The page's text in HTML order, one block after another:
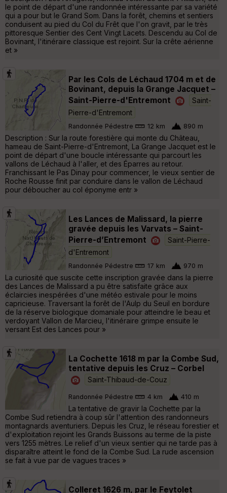
le point de départ d'une randonnée intéressante par sa variété
qui a pour but le Grand Som. Dans la forêt, chemins et sentiers
conduisent au pied du Col du Frêt que l'on gravit, par le très
pittoresque Sentier des Cent Vingt Lacets. Descendu au Col de
Bovinant, l'itinéraire classique est rejoint. Sur la crête aérienne
et »
Par les Cols de Léchaud 1704 m et de
Bovinant, depuis la Grange Jacquet –
Saint-Pierre-d'Entremont
Saint-
Pierre-d'Entremont
Randonnée Pédestre 12 km 890 m
Description : Sur la route forestière qui monte du Château,
hameau de Saint-Pierre-d'Entremont, La Grange Jacquet est le
point de départ d'une boucle intéressante qui parcourt les
vallons de Léchaud à l'aller, et des Éparres au retour.
Franchissant le Pas Dinay pour commencer, le vieux sentier de
Roche Rousse finit par conduire dans le vallon de Léchaud
pour déboucher au col éponyme entr »
Les Lances de Malissard, la pierre
gravée depuis les Varvats – Saint-
Pierre-d’Entremont
Saint-Pierre-
d'Entremont
Randonnée Pédestre 17 km 970 m
La curiosité que suscite cette inscription gravée dans la pierre
des Lances de Malissard a pu être satisfaite grâce aux
éclaircies inespérées d'une météo estivale pour le moins
capricieuse. Traversant la forêt de l'Aulp du Seuil en bordure
de la réserve biologique domaniale pour atteindre le beau et
verdoyant Vallon de Marcieu, l'itinéraire grimpe ensuite le
versant Est des Lances pour »
La Cochette 1618 m par la Combe Sud,
tentative depuis les Cruz – Corbel
Saint-Thibaud-de-Couz
Randonnée Pédestre 4 km 410 m
La tentative de gravir la Cochette par la
Combe Sud retiendra à coup sûr l'attention des randonneurs
montagnards aventuriers. Depuis les Cruz, le réseau forestier et
d'exploitation rejoint les Grands Buissons au terme de la piste
vers 1255 mètres. Le relief d'un vieux sentier qui ne tarde pas à
disparaître atteint le fond de la Combe Sud. La rude ascension
se fait à vue par de vagues traces »
Colleret 1626 m, par le Feytolet